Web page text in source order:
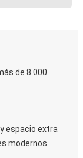
de 8.000
espacio extra
modernos.